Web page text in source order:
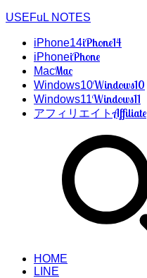
USEFuL NOTES
iPhone14iPhone14
iPhoneiPhone
MacMac
Windows10Windows10
Windows11Windows11
アフィリエイトAffiliate
HOME
LINE